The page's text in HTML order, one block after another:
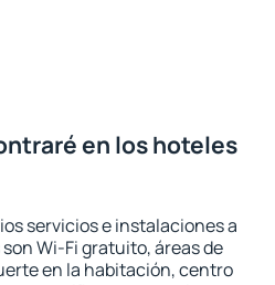
en los hoteles
servicios e instalaciones a
Wi-Fi gratuito, áreas de
en la habitación, centro